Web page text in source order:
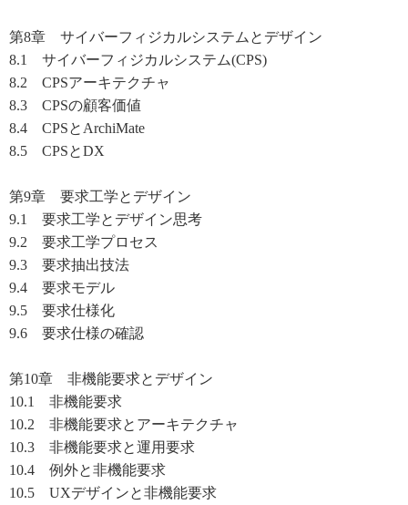
第8章 サイバーフィジカルシステムとデザイン
8.1 サイバーフィジカルシステム(CPS)
8.2 CPSアーキテクチャ
8.3 CPSの顧客価値
8.4 CPSとArchiMate
8.5 CPSとDX
第9章 要求工学とデザイン
9.1 要求工学とデザイン思考
9.2 要求工学プロセス
9.3 要求抽出技法
9.4 要求モデル
9.5 要求仕様化
9.6 要求仕様の確認
第10章 非機能要求とデザイン
10.1 非機能要求
10.2 非機能要求とアーキテクチャ
10.3 非機能要求と運用要求
10.4 例外と非機能要求
10.5 UXデザインと非機能要求